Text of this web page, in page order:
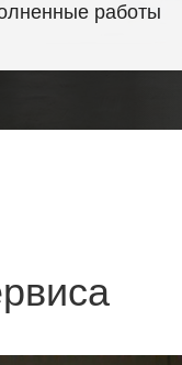
работы